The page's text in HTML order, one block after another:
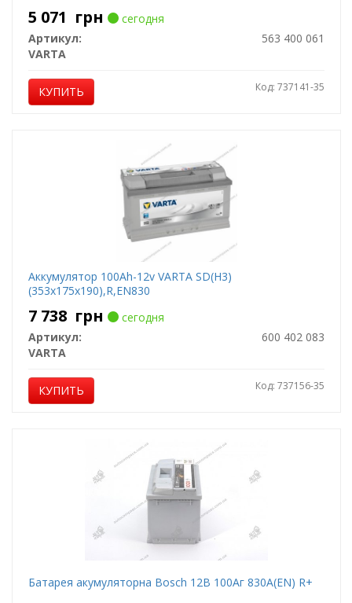
5 071 грн
сегодня
Артикул:
563 400 061
VARTA
КУПИТЬ Код: 737141-35
Аккумулятор 100Ah-12v VARTA SD(H3)
(353x175x190),R,EN830
7 738 грн
сегодня
Артикул:
600 402 083
VARTA
КУПИТЬ Код: 737156-35
Батарея акумуляторна Bosch 12В 100Аг 830А(EN) R+